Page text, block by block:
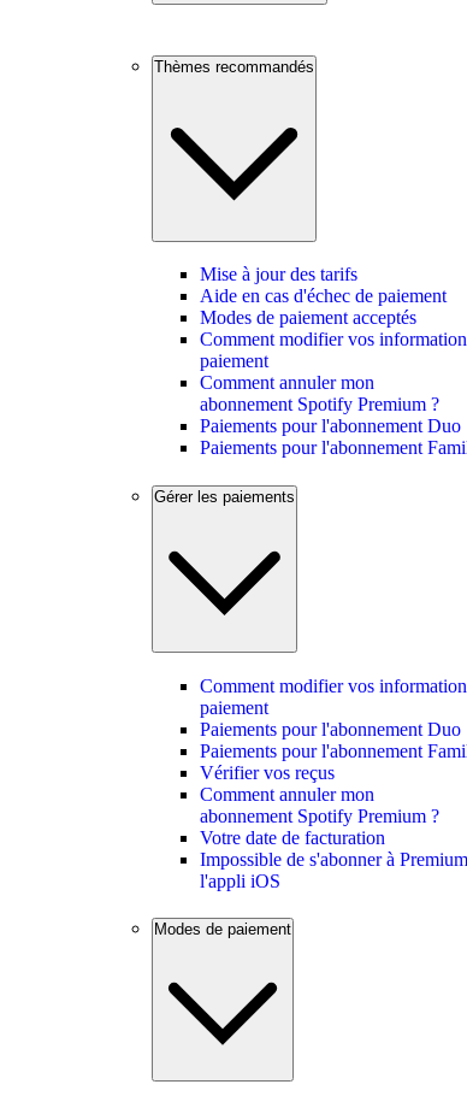
Thèmes recommandés
Mise à jour des tarifs
Aide en cas d'échec de paiement
Modes de paiement acceptés
Comment modifier vos
paiement
Comment annuler mon
abonnement Spotify Premium ?
Paiements pour l'abonnement Duo
Paiements pour l'abonnement
Gérer les paiements
Comment modifier vos
paiement
Paiements pour l'abonnement Duo
Paiements pour l'abonnement
Vérifier vos reçus
Comment annuler mon
abonnement Spotify Premium ?
Votre date de facturation
Impossible de s'abonner à
l'appli iOS
Modes de paiement